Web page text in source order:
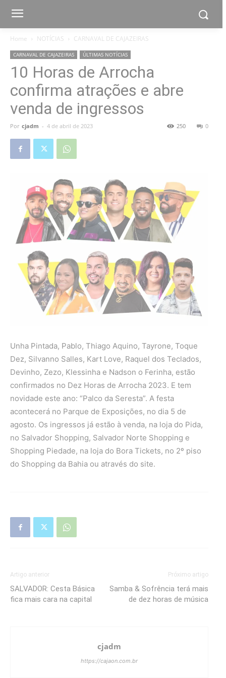
Home NOTÍCIAS CARNAVAL DE CAJAZEIRAS
CARNAVAL DE CAJAZEIRAS ÚLTIMAS NOTÍCIAS
10 Horas de Arrocha
confirma atrações e abre
venda de ingressos
Por cjadm - 4 de abril de 2023 0
250
Unha Pintada, Pablo, Thiago Aquino, Tayrone, Toque
Dez, Silvanno Salles, Kart Love, Raquel dos Teclados,
Devinho, Zezo, Klessinha e Nadson o Ferinha, estão
confirmados no Dez Horas de Arrocha 2023. E tem
novidade este ano: “Palco da Seresta”. A festa
acontecerá no Parque de Exposições, no dia 5 de
agosto. Os ingressos já estão à venda, na loja do Pida,
no Salvador Shopping, Salvador Norte Shopping e
Shopping Piedade, na loja do Bora Tickets, no 2º piso
do Shopping da Bahia ou através do site.
Artigo anterior
SALVADOR: Cesta Básica
fica mais cara na capital
Próximo artigo
Samba & Sofrência terá mais
de dez horas de música
cjadm
https://cajaon.com.br